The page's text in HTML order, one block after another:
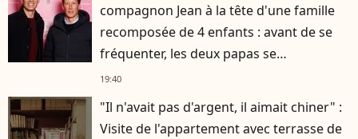
compagnon Jean à la tête d'une famille
recomposée de 4 enfants : avant de se
fréquenter, les deux papas se
connaissaient depuis des années
19:40
"Il n'avait pas d'argent, il aimait chiner" :
Visite de l'appartement avec terrasse de